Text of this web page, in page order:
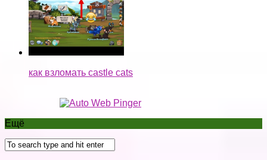
как взломать castle cats
Ещё